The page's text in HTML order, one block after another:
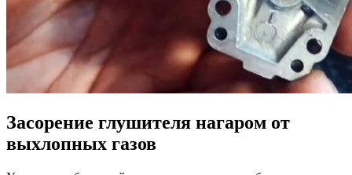
Засорение глушителя нагаром от
выхлопных газов